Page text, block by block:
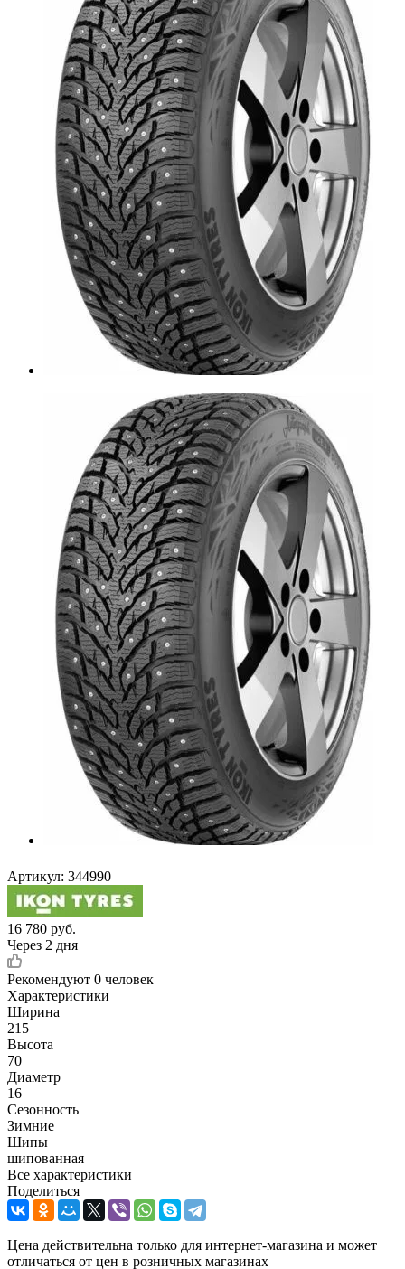
Артикул: 344990
16 780 руб.
Через 2 дня
Рекомендуют 0 человек
Характеристики
Ширина
215
Высота
70
Диаметр
16
Сезонность
Зимние
Шипы
шипованная
Все характеристики
Поделиться
Цена действительна только для интернет-магазина и может
отличаться от цен в розничных магазинах